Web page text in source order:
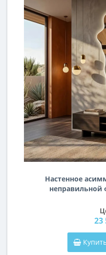
Настенное
23